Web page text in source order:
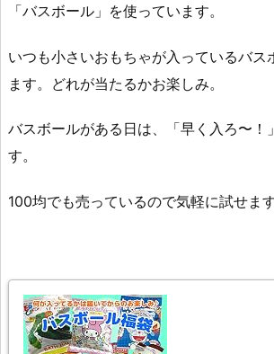
「バスボール」を使っています。
いつも小さいおもちゃが入っているバス
ます。どれが当たるかお楽しみ。
バスボールがある日は、「早く入ろ〜！
す。
100均でも売っているので気軽に試せます